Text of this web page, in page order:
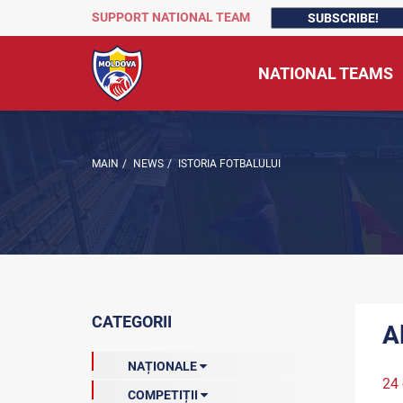
SUPPORT NATIONAL TEAM SUBSCRIBE!
NATIONAL TEAMS
MAIN / NEWS / ISTORIA FOTBALULUI
CATEGORII
NAȚIONALE
COMPETIȚII
24